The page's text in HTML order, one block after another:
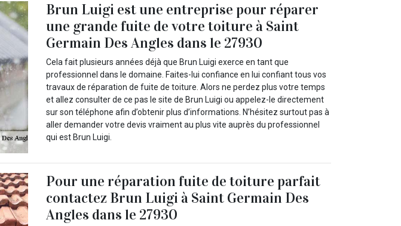
Brun Luigi est une entreprise pour réparer
une grande fuite de votre toiture à Saint
Germain Des Angles dans le 27930
Cela fait plusieurs années déjà que Brun Luigi exerce en tant que
professionnel dans le domaine. Faites-lui confiance en lui confiant tous vos
travaux de réparation de fuite de toiture. Alors ne perdez plus votre temps
et allez consulter de ce pas le site de Brun Luigi ou appelez-le directement
sur son téléphone afin d’obtenir plus d’informations. N’hésitez surtout pas à
aller demander votre devis vraiment au plus vite auprès du professionnel
qui est Brun Luigi.
Pour une réparation fuite de toiture parfait
contactez Brun Luigi à Saint Germain Des
Angles dans le 27930